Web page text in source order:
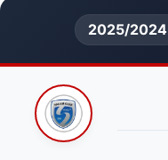
2025/2024